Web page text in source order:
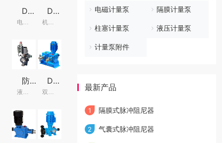
DCM系列电磁隔膜式计量加药泵
电磁计量泵
DJZ隔膜式计量泵
机械隔膜加药泵
防爆裂装置液压隔膜计量泵
液压隔膜计量泵
DZ-X2双柱塞计量泵
双柱塞计量泵
电磁计量泵 隔膜计量泵
柱塞计量泵 液压计量泵
计量泵附件
最新产品
1 隔膜式脉冲阻尼器
2 气囊式脉冲阻尼器